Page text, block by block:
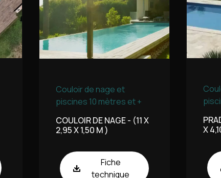
Couloir de nage et
piscines 10 mètres et +
COULOIR DE NAGE - (11 X
2,95 X 1,50 M )
Fiche
technique
X